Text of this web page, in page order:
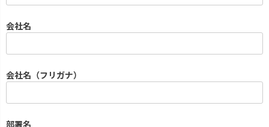
必
)
会社名
会社名（フリガナ）
部署名